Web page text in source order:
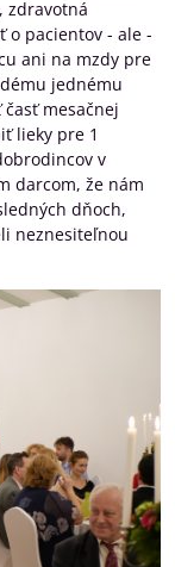
zdravotná
o pacientov - ale -
ani na mzdy pre
jednému
mesačnej
lieky pre 1
v
darcom, že nám
dňoch,
neznesiteľnou